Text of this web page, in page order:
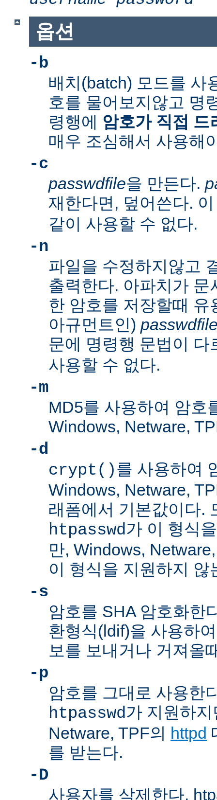
옵션
-b
배치(batch) 모드를 사
호를 물어보지않고 명
령행에 암호가 직접 드
매우 조심해서 사용해
-c
passwdfile을 만든다.
재한다면, 덮어쓴다.
같이 사용할 수 없다.
-n
파일을 수정하지않고
출력한다. 아파치가 문
한 암호를 저장할때
아규먼트인)
문에 명령행 문법이
사용할 수 없다.
-m
MD5를 사용하여 암호
Windows, Netware,
-d
crypt()를 사용하여
Windows, Netware,
래폼에서 기본값이다.
htpasswd가 이 형식
만, Windows,
이 형식을 지원하지 않
-s
암호를 SHA 암호화한
환형식(ldif)을 사용하
보를 보내거나 거져올
-p
암호를 그대로 사용한
htpasswd가 지원하
Netware, TPF의 httpd
를 받는다.
-D
사용자를 삭제한다.